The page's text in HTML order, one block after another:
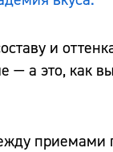
и
а это, как
приемами